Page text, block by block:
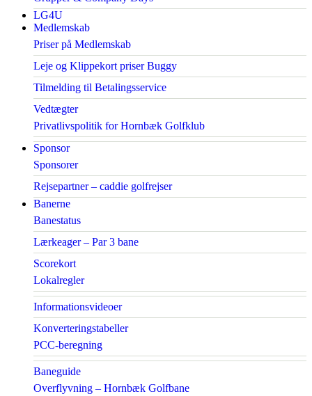
LG4U
Medlemskab
Priser på Medlemskab
Leje og Klippekort priser Buggy
Tilmelding til Betalingsservice
Vedtægter
Privatlivspolitik for Hornbæk Golfklub
Sponsor
Sponsorer
Rejsepartner – caddie golfrejser
Banerne
Banestatus
Lærkeager – Par 3 bane
Scorekort
Lokalregler
Informationsvideoer
Konverteringstabeller
PCC-beregning
Baneguide
Overflyvning – Hornbæk Golfbane